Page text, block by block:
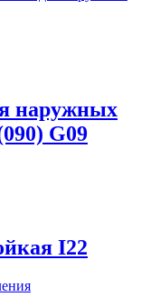
наружных
G09
I22